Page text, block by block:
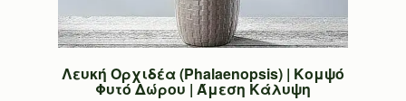
Λευκή Ορχιδέα (Phalaenopsis) | Κομψό
Φυτό Δώρου | Άμεση Κάλυψη